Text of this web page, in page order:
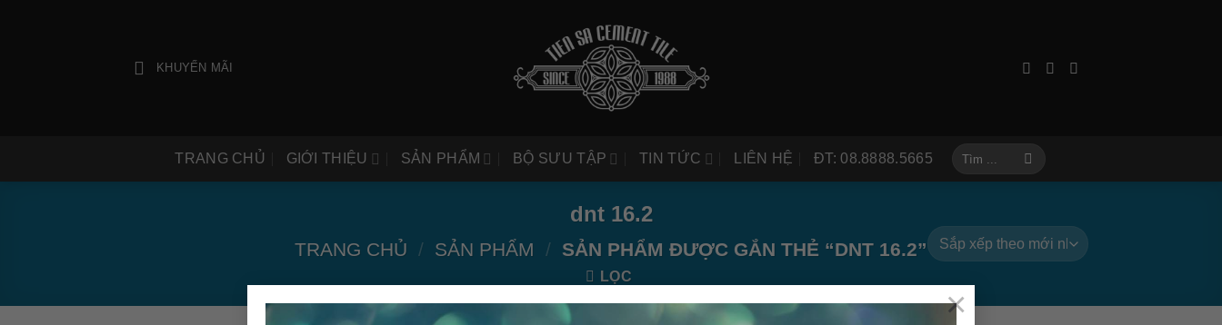
×
KHUYẾN MÃI
TRANG CHỦ GIỚI THIỆU SẢN PHẨM BỘ SƯU TẬP TIN TỨC LIÊN HỆ ĐT: 08.8888.5665
dnt 16.2
TRANG CHỦ / SẢN PHẨM / SẢN PHẨM ĐƯỢC GẮN THẺ “DNT 16.2”
LỌC